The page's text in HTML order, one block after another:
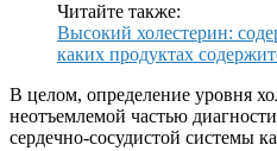
Читайте также:
Высокий холестерин:
каких продуктах
В целом, определение уровня
неотъемлемой частью
сердечно-сосудистой системы